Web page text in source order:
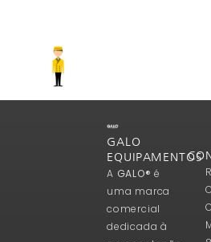
GALO
EQUIPAMENTOS
A GALO® é
uma marca
comercial
dedicada à